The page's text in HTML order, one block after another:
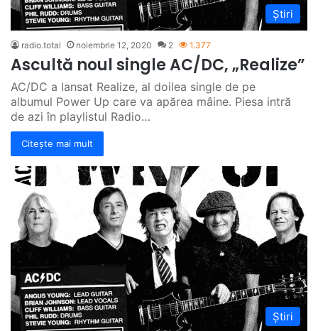
Știri
radio.total noiembrie 12, 2020 2 1.377
Ascultă noul single AC/DC, „Realize”
AC/DC a lansat Realize, al doilea single de pe
albumul Power Up care va apărea mâine. Piesa intră
de azi în playlistul Radio…
Citește mai mult
Știri